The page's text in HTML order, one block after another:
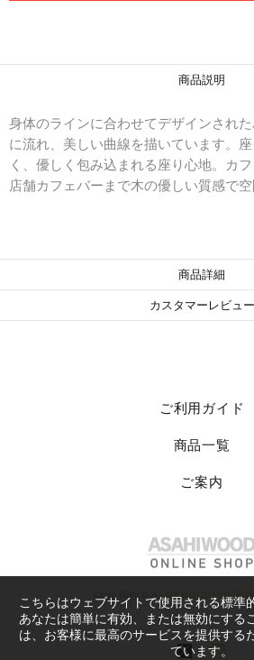
商品説明
身体のラインに合わせてデザインされ
に流れ、美しい曲線を描いています。
く、優しく包み込まれる座り心地。カ
店舗カフェバーまで木の優しい質感で空
商品詳細
カスタマーレビュー
ご利用ガイド
商品一覧
ご案内
Copy Right© ASAHI WOOD
こちらはウェブサイトで使用される標準
あなたは簡単に有効、または無効にする
は、お客様に最高のサービスを提供する
ています。